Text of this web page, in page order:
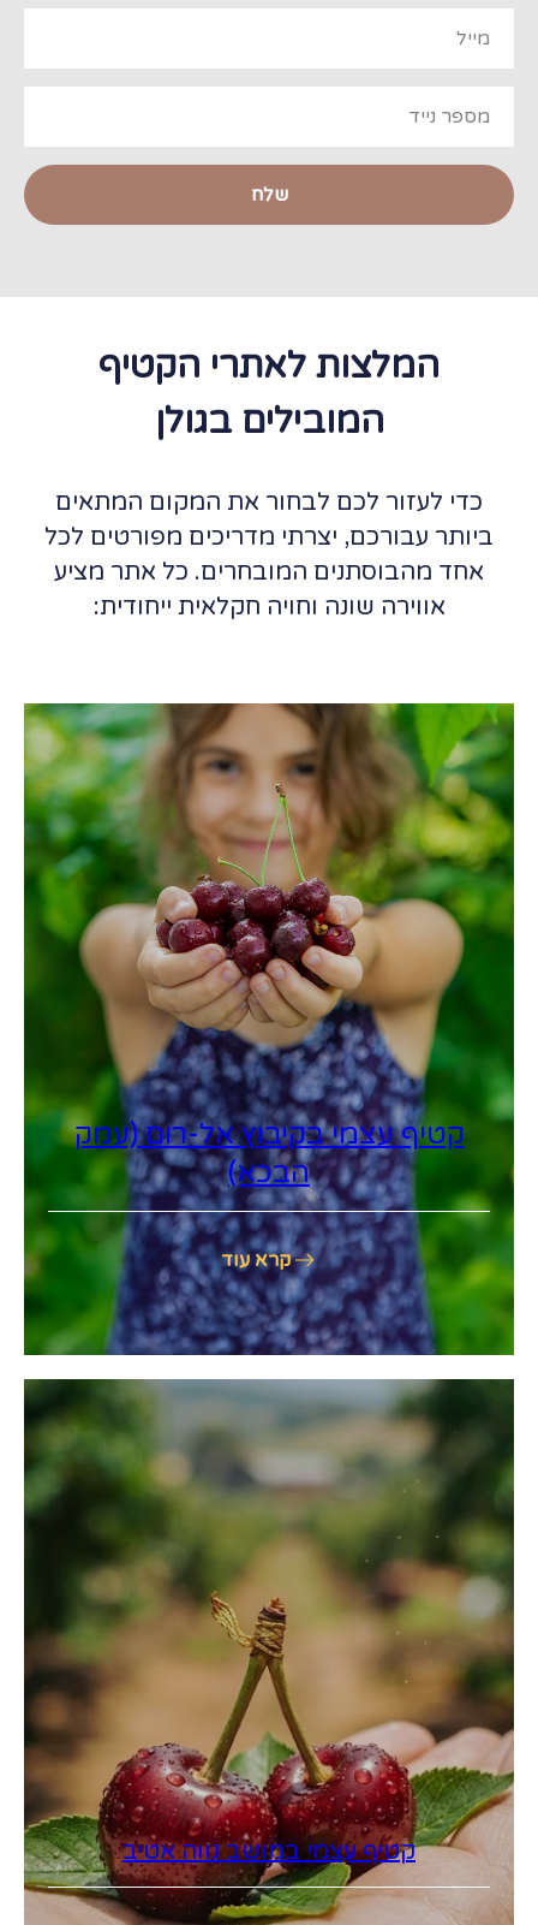
שלח
המלצות לאתרי הקטיף
המובילים בגולן
כדי לעזור לכם לבחור את המקום המתאים
ביותר עבורכם, יצרתי מדריכים מפורטים לכל
אחד מהבוסתנים המובחרים. כל אתר מציע
אווירה שונה וחויה חקלאית ייחודית:
קטיף עצמי בקיבוץ אל-רום (עמק
הבכא)
קרא עוד
קטיף עצמי במושב נווה אטיב